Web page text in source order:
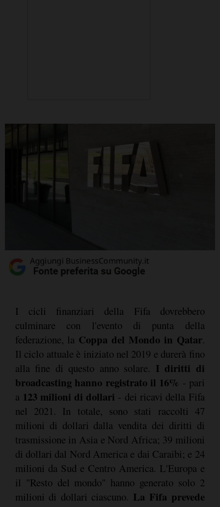
I cicli finanziari della Fifa dovrebbero
culminare con l'evento di punta della
federazione, la Coppa del Mondo in Qatar.
Il ciclo attuale è iniziato nel 2019 e durerà fino
alla fine di questo anno solare. I diritti di
broadcasting hanno registrato il 16% - pari
a 123 milioni di dollari - dei ricavi della Fifa
nel 2021. In totale, sono stati raccolti 47
milioni di dollari dalla vendita dei diritti di
trasmissione in Asia e Nord Africa; 39 milioni
di dollari dal Nord America e dai Caraibi; e 24
milioni da Sud e Centro America. L'Europa e
il "Resto del mondo" hanno generato solo 2
milioni di dollari ciascuno. La Fifa prevede